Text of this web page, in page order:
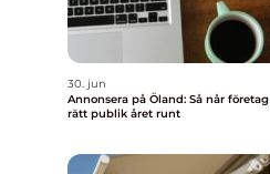
30. jun
Annonsera på Öland: Så når företag
rätt publik året runt